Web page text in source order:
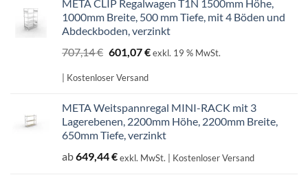
META CLIP Regalwagen T1N 1500mm Höhe,
1000mm Breite, 500 mm Tiefe, mit 4 Böden und
Abdeckboden, verzinkt
707,14€ Ursprünglicher
Preis
war:
601,07€Aktueller
exkl. 19 % MwSt.
| Kostenloser Versand
META Weitspannregal MINI-RACK mit 3
Lagerebenen, 2200mm Höhe, 2200mm Breite,
650mm Tiefe, verzinkt
ab649,44€exkl. MwSt. | Kostenloser Versand